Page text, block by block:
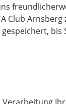
Club